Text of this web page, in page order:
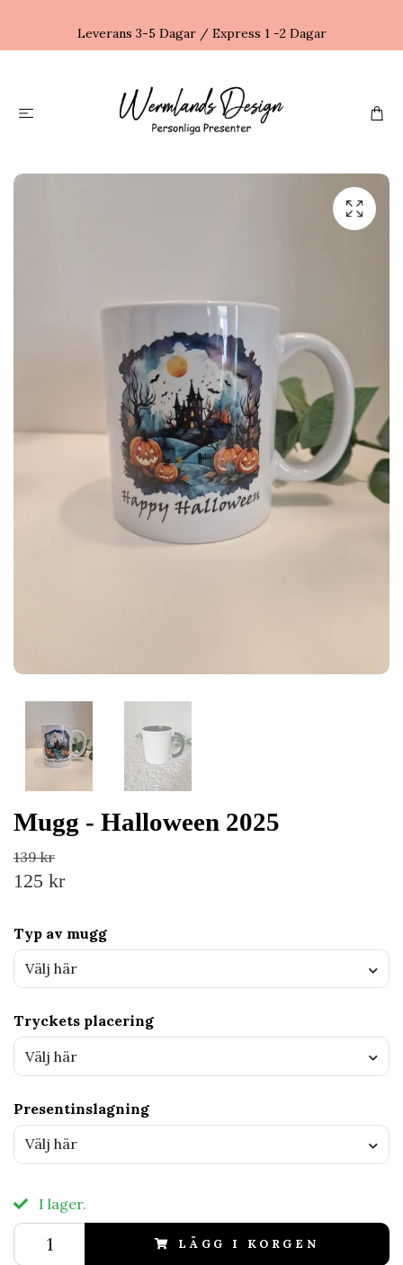
Leverans 3-5 Dagar / Express 1 -2 Dagar
Mugg - Halloween 2025
139 kr
125 kr
Typ av mugg
Välj här
Tryckets placering
Välj här
Presentinslagning
Välj här
I lager.
LÄGG I KORGEN